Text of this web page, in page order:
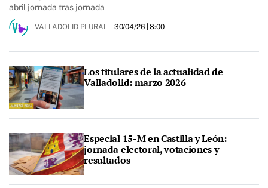
abril jornada tras jornada
VALLADOLID PLURAL 30/04/26| 8:00
Los titulares de la actualidad de
Valladolid: marzo 2026
Especial 15-M en Castilla y León:
jornada electoral, votaciones y
resultados